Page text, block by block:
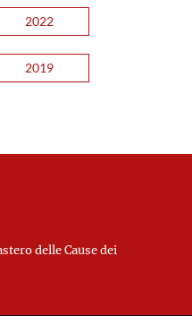
2022
2019
delle Cause dei